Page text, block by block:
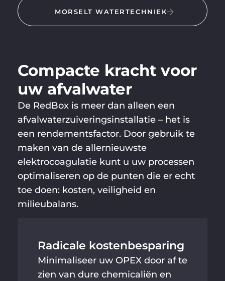
MORSELT WATERTECHNIEK
Compacte kracht voor
uw afvalwater
De RedBox is meer dan alleen een
afvalwaterzuiveringsinstallatie – het is
een rendementsfactor. Door gebruik te
maken van de allernieuwste
elektrocoagulatie kunt u uw processen
optimaliseren op de punten die er echt
toe doen: kosten, veiligheid en
milieubalans.
Radicale kostenbesparing
Minimaliseer uw OPEX door af te
zien van dure chemicaliën en